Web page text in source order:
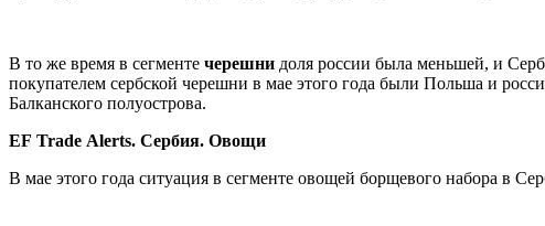
В то же время в сегменте черешни доля россии была меньшей, и
покупателем сербской черешни в мае этого года были Польша и
Балканского полуострова.
EF Trade Alerts. Сербия. Овощи
В мае этого года ситуация в сегменте овощей борщевого набора в